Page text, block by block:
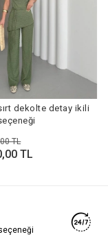
dekolte detay ikili
TL
TL